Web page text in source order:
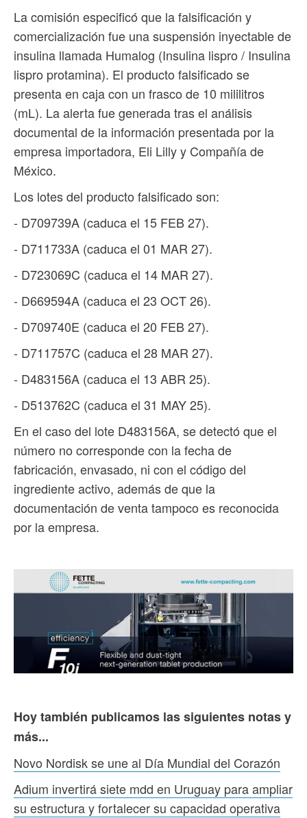
La comisión especificó que la falsificación y
comercialización fue una suspensión inyectable de
insulina llamada Humalog (Insulina lispro / Insulina
lispro protamina). El producto falsificado se
presenta en caja con un frasco de 10 mililitros
(mL). La alerta fue generada tras el análisis
documental de la información presentada por la
empresa importadora, Eli Lilly y Compañía de
México.
Los lotes del producto falsificado son:
- D709739A (caduca el 15 FEB 27).
- D711733A (caduca el 01 MAR 27).
- D723069C (caduca el 14 MAR 27).
- D669594A (caduca el 23 OCT 26).
- D709740E (caduca el 20 FEB 27).
- D711757C (caduca el 28 MAR 27).
- D483156A (caduca el 13 ABR 25).
- D513762C (caduca el 31 MAY 25).
En el caso del lote D483156A, se detectó que el
número no corresponde con la fecha de
fabricación, envasado, ni con el código del
ingrediente activo, además de que la
documentación de venta tampoco es reconocida
por la empresa.
Hoy también publicamos las siguientes notas y
más...
Novo Nordisk se une al Día Mundial del Corazón
Adium invertirá siete mdd en Uruguay para ampliar
su estructura y fortalecer su capacidad operativa